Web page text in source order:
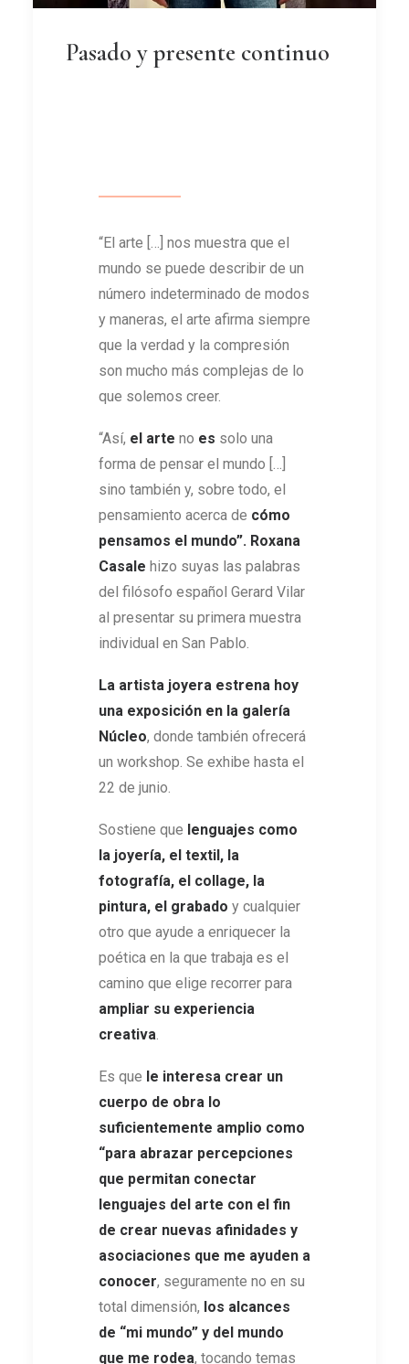
Pasado y presente continuo
“El arte […] nos muestra que el
mundo se puede describir de un
número indeterminado de modos
y maneras, el arte afirma siempre
que la verdad y la compresión
son mucho más complejas de lo
que solemos creer.
“Así, el arte no es solo una
forma de pensar el mundo […]
sino también y, sobre todo, el
pensamiento acerca de cómo
pensamos el mundo”. Roxana
Casale hizo suyas las palabras
del filósofo español Gerard Vilar
al presentar su primera muestra
individual en San Pablo.
La artista joyera estrena hoy
una exposición en la galería
Núcleo, donde también ofrecerá
un workshop. Se exhibe hasta el
22 de junio.
Sostiene que lenguajes como
la joyería, el textil, la
fotografía, el collage, la
pintura, el grabado y cualquier
otro que ayude a enriquecer la
poética en la que trabaja es el
camino que elige recorrer para
ampliar su experiencia
creativa.
Es que le interesa crear un
cuerpo de obra lo
suficientemente amplio como
“para abrazar percepciones
que permitan conectar
lenguajes del arte con el fin
de crear nuevas afinidades y
asociaciones que me ayuden a
conocer, seguramente no en su
total dimensión, los alcances
de “mi mundo” y del mundo
que me rodea, tocando temas